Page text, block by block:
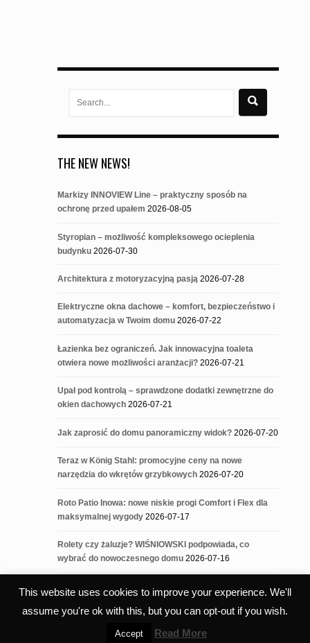
THE NEW NEWS!
Markizy INNOVIEW Line – praktyczny sposób na
ochronę przed upałem 2026-08-05
Styropian – możliwość kompleksowego ocieplenia
budynku 2026-07-30
Architektura z motoryzacyjną pasją 2026-07-28
Elektryczne okna dachowe – komfort, bezpieczeństwo i
automatyzacja w Twoim domu 2026-07-22
Łazienka bez ograniczeń. Jak innowacyjna toaleta
otwiera nowe możliwości aranżacji? 2026-07-21
Upał pod kontrolą – sprawdzone dodatki zewnętrzne do
okien dachowych 2026-07-21
Jak zaprosić do domu panoramiczny widok? 2026-07-20
Teraz w König Stahl: promocyjne ceny na nowe
narzędzia do wkrętów grzybkowych 2026-07-20
Roto Patio Inowa: nowe niskie progi Comfort i Flex dla
maksymalnej wygody 2026-07-17
Rolety czy żaluzje? WIŚNIOWSKI podpowiada, co
wybrać do nowoczesnego domu 2026-07-16
This website uses cookies to improve your experience. We'll
assume you're ok with this, but you can opt-out if you wish.
Accept Read More